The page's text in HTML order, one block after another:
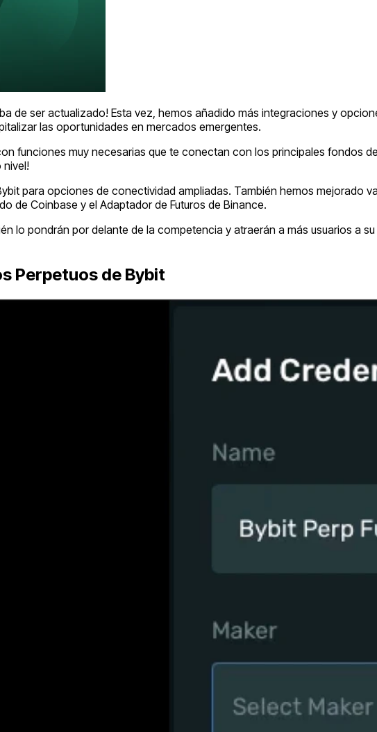
de ser actualizado! Esta vez, hemos añadido más integraciones y
las oportunidades en mercados emergentes.
funciones muy necesarias que te conectan con los principales fondos
nivel!
para opciones de conectividad ampliadas. También hemos mejorado
de Coinbase y el Adaptador de Futuros de Binance.
lo pondrán por delante de la competencia y atraerán a más usuarios a
Perpetuos de Bybit